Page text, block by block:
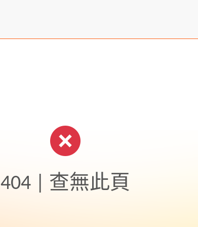
404 | 查無此頁